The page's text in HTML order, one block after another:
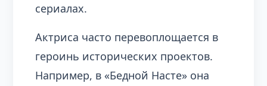
сериалах.
Актриса часто перевоплощается в
героинь исторических проектов.
Например, в «Бедной Насте» она